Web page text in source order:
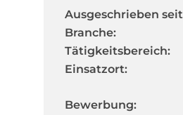
Ausgeschrieben
Branche:
Tätigkeitsbereich:
Einsatzort:
Bewerbung: